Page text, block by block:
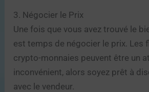
3. Négocier le Prix
Une fois que vous avez trouvé le
est temps de négocier le prix. Les
crypto-monnaies peuvent être un
inconvénient, alors soyez prêt à
avec le vendeur.